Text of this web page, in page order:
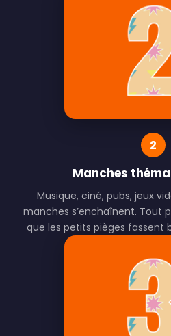
2
Manches
Musique, ciné, pubs, jeux
manches s’enchaînent. Tout
que les petits pièges fassent